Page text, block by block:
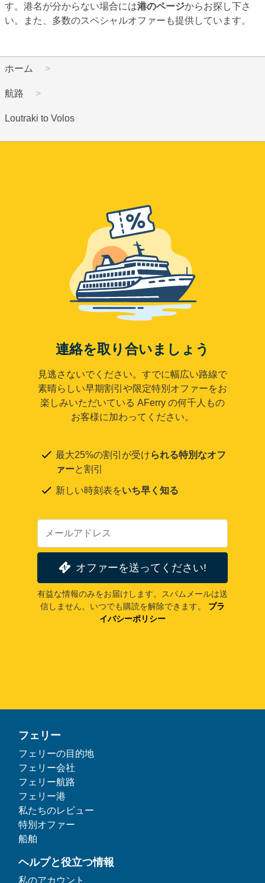
す。港名が分からない場合には港のページからお探し下さ
い。また、多数のスペシャルオファーも提供しています。
ホーム
航路
Loutraki to Volos
連絡を取り合いましょう
見逃さないでください。すでに幅広い路線で
素晴らしい早期割引や限定特別オファーをお
楽しみいただいている AFerry の何千人もの
お客様に加わってください。
最大25%の割引が受けられる特別なオフ
ァーと割引
新しい時刻表をいち早く知る
オファーを送ってください!
有益な情報のみをお届けします。スパムメールは送
信しません。いつでも購読を解除できます。
プラ
イバシーポリシー
フェリー
フェリーの目的地
フェリー会社
フェリー航路
フェリー港
私たちのレビュー
特別オファー
船舶
ヘルプと役立つ情報
私のアカウント